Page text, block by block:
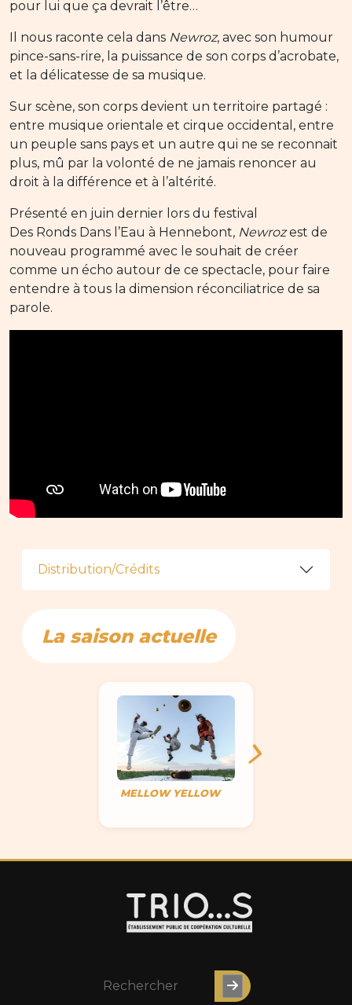
pour lui que ça devrait l’être…
Il nous raconte cela dans Newroz, avec son humour
pince-sans-rire, la puissance de son corps d’acrobate,
et la délicatesse de sa musique.
Sur scène, son corps devient un territoire partagé :
entre musique orientale et cirque occidental, entre
un peuple sans pays et un autre qui ne se reconnait
plus, mû par la volonté de ne jamais renoncer au
droit à la différence et à l’altérité.
Présenté en juin dernier lors du festival
Des Ronds Dans l’Eau à Hennebont, Newrozest de
nouveau programmé avec le souhait de créer
comme un écho autour de ce spectacle, pour faire
entendre à tous la dimension réconciliatrice de sa
parole.
Distribution/Crédits
La saison actuelle
MELLOW YELLOW